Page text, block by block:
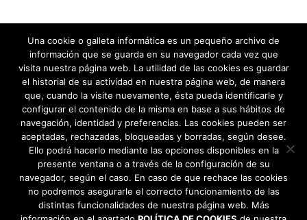
Una cookie o galleta informática es un pequeño archivo de
información que se guarda en su navegador cada vez que
visita nuestra página web. La utilidad de las cookies es guardar
el historial de su actividad en nuestra página web, de manera
que, cuando la visite nuevamente, ésta pueda identificarle y
configurar el contenido de la misma en base a sus hábitos de
navegación, identidad y preferencias. Las cookies pueden ser
aceptadas, rechazadas, bloqueadas y borradas, según desee.
Ello podrá hacerlo mediante las opciones disponibles en la
presente ventana o a través de la configuración de su
navegador, según el caso. En caso de que rechace las cookies
no podremos asegurarle el correcto funcionamiento de las
distintas funcionalidades de nuestra página web. Más